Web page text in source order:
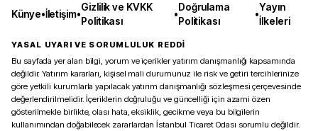
Künye•İletişim•
Gizlilik ve KVKK
Politikası
•
Doğrulama
Politikası
•
Yayın
İlkeleri
YASAL UYARI VE SORUMLULUK REDDİ
Bu sayfada yer alan bilgi, yorum ve içerikler yatırım danışmanlığı kapsamında
değildir. Yatırım kararları, kişisel mali durumunuz ile risk ve getiri tercihlerinize
göre yetkili kurumlarla yapılacak yatırım danışmanlığı sözleşmesi çerçevesinde
değerlendirilmelidir. İçeriklerin doğruluğu ve güncelliği için azami özen
gösterilmekle birlikte, olası hata, eksiklik, gecikme veya bu bilgilerin
kullanımından doğabilecek zararlardan İstanbul Ticaret Odası sorumlu değildir.